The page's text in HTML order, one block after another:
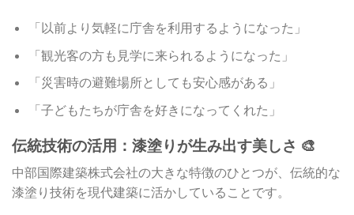
「以前より気軽に庁舎を利用するようになった」
「観光客の方も見学に来られるようになった」
「災害時の避難場所としても安心感がある」
「子どもたちが庁舎を好きになってくれた」
伝統技術の活用：漆塗りが生み出す美しさ 🎨
中部国際建築株式会社の大きな特徴のひとつが、伝統的な
漆塗り技術を現代建築に活かしていることです。